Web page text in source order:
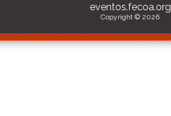
eventos.fecoa.org
Copyright © 2026